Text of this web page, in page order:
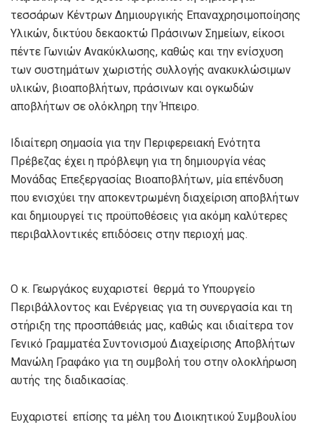
τεσσάρων Κέντρων Δημιουργικής Επαναχρησιμοποίησης
Υλικών, δικτύου δεκαοκτώ Πράσινων Σημείων, είκοσι
πέντε Γωνιών Ανακύκλωσης, καθώς και την ενίσχυση
των συστημάτων χωριστής συλλογής ανακυκλώσιμων
υλικών, βιοαποβλήτων, πράσινων και ογκωδών
αποβλήτων σε ολόκληρη την Ήπειρο.
Ιδιαίτερη σημασία για την Περιφερειακή Ενότητα
Πρέβεζας έχει η πρόβλεψη για τη δημιουργία νέας
Μονάδας Επεξεργασίας Βιοαποβλήτων, μία επένδυση
που ενισχύει την αποκεντρωμένη διαχείριση αποβλήτων
και δημιουργεί τις προϋποθέσεις για ακόμη καλύτερες
περιβαλλοντικές επιδόσεις στην περιοχή μας.
Ο κ. Γεωργάκος ευχαριστεί θερμά το Υπουργείο
Περιβάλλοντος και Ενέργειας για τη συνεργασία και τη
στήριξη της προσπάθειάς μας, καθώς και ιδιαίτερα τον
Γενικό Γραμματέα Συντονισμού Διαχείρισης Αποβλήτων
Μανώλη Γραφάκο για τη συμβολή του στην ολοκλήρωση
αυτής της διαδικασίας.
Ευχαριστεί επίσης τα μέλη του Διοικητικού Συμβουλίου